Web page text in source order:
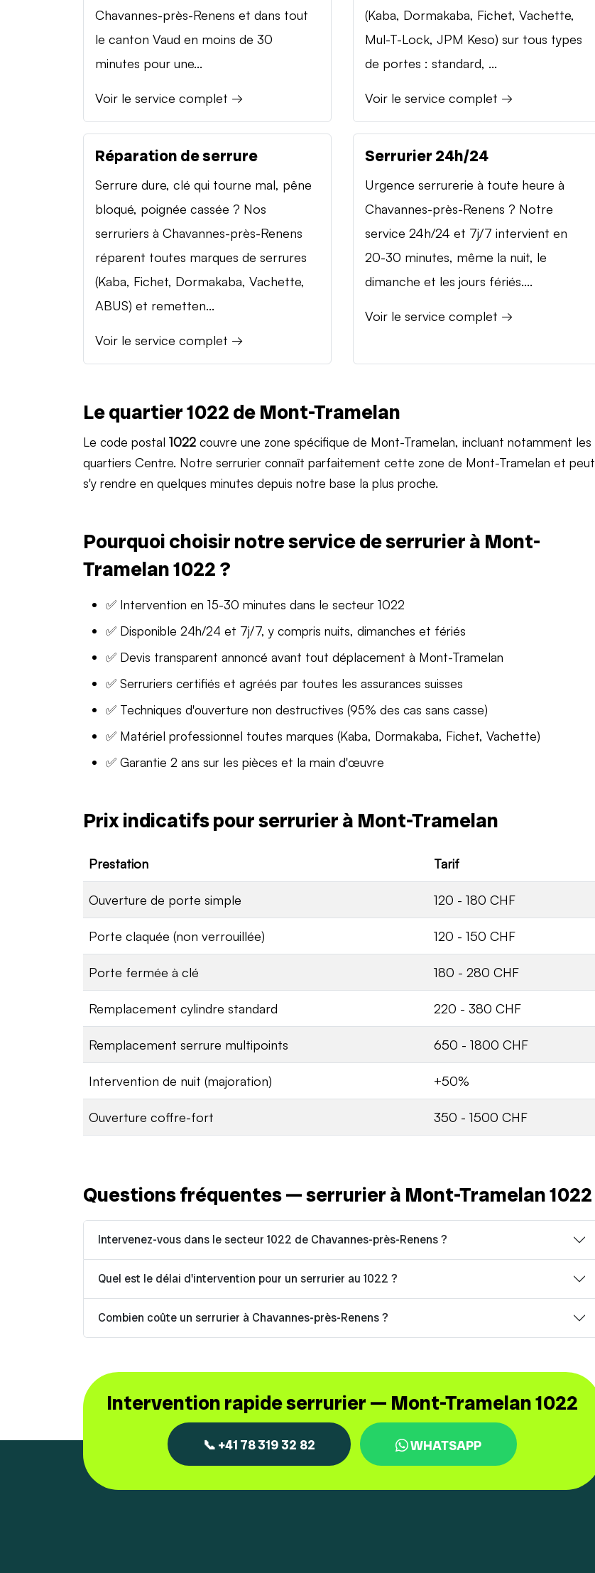
Chavannes-près-Renens et dans tout
le canton Vaud en moins de 30
minutes pour une...
Voir le service complet →
(Kaba, Dormakaba, Fichet, Vachette,
Mul-T-Lock, JPM Keso) sur tous types
de portes : standard, ...
Voir le service complet →
Réparation de serrure
Serrure dure, clé qui tourne mal, pêne
bloqué, poignée cassée ? Nos
serruriers à Chavannes-près-Renens
réparent toutes marques de serrures
(Kaba, Fichet, Dormakaba, Vachette,
ABUS) et remetten...
Voir le service complet →
Serrurier 24h/24
Urgence serrurerie à toute heure à
Chavannes-près-Renens ? Notre
service 24h/24 et 7j/7 intervient en
20-30 minutes, même la nuit, le
dimanche et les jours fériés....
Voir le service complet →
Le quartier 1022 de Mont-Tramelan
Le code postal 1022 couvre une zone spécifique de Mont-Tramelan, incluant notamment les
quartiers Centre. Notre serrurier connaît parfaitement cette zone de Mont-Tramelan et peut
s'y rendre en quelques minutes depuis notre base la plus proche.
Pourquoi choisir notre service de serrurier à Mont-
Tramelan 1022 ?
✅ Intervention en 15-30 minutes dans le secteur 1022
✅ Disponible 24h/24 et 7j/7, y compris nuits, dimanches et fériés
✅ Devis transparent annoncé avant tout déplacement à Mont-Tramelan
✅ Serruriers certifiés et agréés par toutes les assurances suisses
✅ Techniques d'ouverture non destructives (95% des cas sans casse)
✅ Matériel professionnel toutes marques (Kaba, Dormakaba, Fichet, Vachette)
✅ Garantie 2 ans sur les pièces et la main d'œuvre
Prix indicatifs pour serrurier à Mont-Tramelan
Prestation Tarif
Ouverture de porte simple 120 - 180 CHF
Porte claquée (non verrouillée) 120 - 150 CHF
Porte fermée à clé 180 - 280 CHF
Remplacement cylindre standard 220 - 380 CHF
Remplacement serrure multipoints 650 - 1800 CHF
Intervention de nuit (majoration) +50%
Ouverture coffre-fort 350 - 1500 CHF
Questions fréquentes — serrurier à Mont-Tramelan 1022
Intervenez-vous dans le secteur 1022 de Chavannes-près-Renens ?
Quel est le délai d'intervention pour un serrurier au 1022 ?
Combien coûte un serrurier à Chavannes-près-Renens ?
Intervention rapide serrurier — Mont-Tramelan 1022
📞 +41 78 319 32 82 WHATSAPP